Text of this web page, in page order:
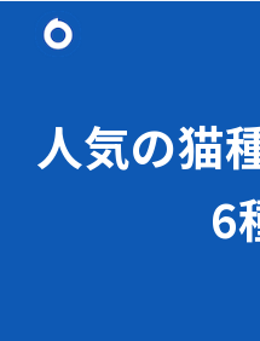
Skip to main content
人気の猫
6